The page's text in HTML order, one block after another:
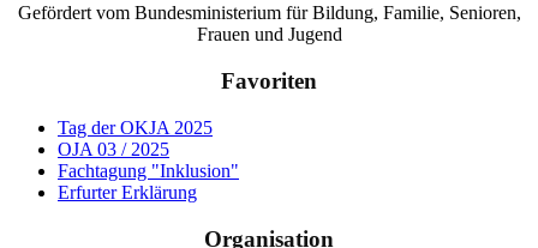
Gefördert vom Bundesministerium für Bildung, Familie, Senioren,
Frauen und Jugend
Favoriten
Tag der OKJA 2025
OJA 03 / 2025
Fachtagung "Inklusion"
Erfurter Erklärung
Organisation